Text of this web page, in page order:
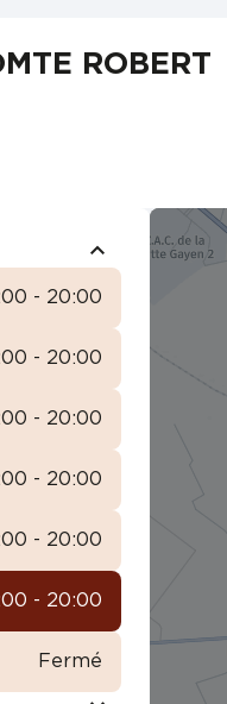
ROBERT
- 20:00
- 20:00
- 20:00
- 20:00
- 20:00
- 20:00
Fermé